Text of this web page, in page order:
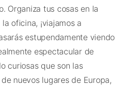
Organiza tus cosas en la
oficina, ¡viajamos a
estupendamente viendo
espectacular de
curiosas que son las
nuevos lugares de Europa,